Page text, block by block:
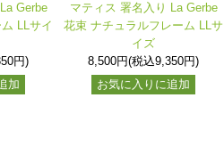
Gerbe
LLサイ
円)
加
マティス 署名入り La Gerbe
花束 ナチュラルフレーム LLサ
イズ
8,500円(税込9,350円)
お気に入りに追加